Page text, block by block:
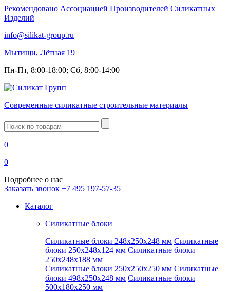
Рекомендовано Ассоциацией Производителей Силикатных
Изделий
info@silikat-group.ru
Мытищи, Лётная 19
Пн-Пт, 8:00-18:00; Сб, 8:00-14:00
Современные силикатные строительные материалы
Введите
запрос
0
0
Подробнее о нас
Заказать звонок +7 495 197-57-35
Каталог
Силикатные блоки
Силикатные блоки 248x250x248 мм Силикатные
блоки 250x248x124 мм Силикатные блоки
250x248x188 мм
Силикатные блоки 250x250x250 мм Силикатные
блоки 498x250x248 мм Силикатные блоки
500x180x250 мм